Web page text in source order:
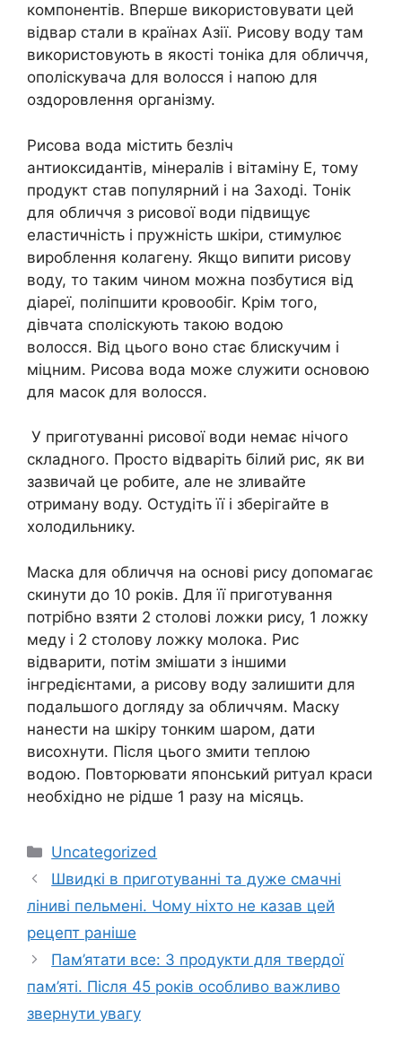
компонентів. Вперше використовувати цей
відвар стали в країнах Азії. Рисову воду там
використовують в якості тоніка для обличчя,
ополіскувача для волосся і напою для
оздоровлення організму.
Рисова вода містить безліч
антиоксидантів, мінералів і вітаміну Е, тому
продукт став популярний і на Заході. Тонік
для обличчя з рисової води підвищує
еластичність і пружність шкіри, стимулює
вироблення колагену. Якщо випити рисову
воду, то таким чином можна позбутися від
діареї, поліпшити кровообіг. Крім того,
дівчата споліскують такою водою
волосся. Від цього воно стає блискучим і
міцним. Рисова вода може служити основою
для масок для волосся.
У приготуванні рисової води немає нічого
складного. Просто відваріть білий рис, як ви
зазвичай це робите, але не зливайте
отриману воду. Остудіть її і зберігайте в
холодильнику.
Маска для обличчя на основі рису допомагає
скинути до 10 років. Для її приготування
потрібно взяти 2 столові ложки рису, 1 ложку
меду і 2 столову ложку молока. Рис
відварити, потім змішати з іншими
інгредієнтами, а рисову воду залишити для
подальшого догляду за обличчям. Маску
нанести на шкіру тонким шаром, дати
висохнути. Після цього змити теплою
водою. Повторювати японський ритуал краси
необхідно не рідше 1 разу на місяць.
Категорії
Uncategorized
Швидкі в приготуванні та дуже смачні
ліниві пельмені. Чому ніхто не казав цей
рецепт раніше
Пам’ятати все: 3 продукти для твердої
пам’яті. Після 45 років особливо важливо
звернути увагу